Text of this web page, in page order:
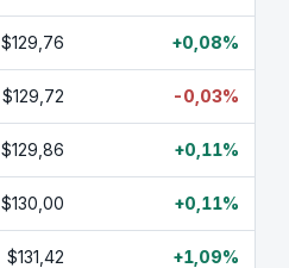
$129,76 +0,08%
$129,72 -0,03%
$129,86 +0,11%
$130,00 +0,11%
$131,42 +1,09%